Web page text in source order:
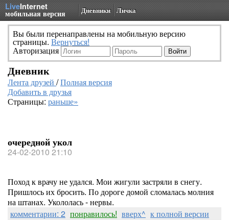
LiveInternet
мобильная версия Дневники Личка
Вы были перенаправлены на мобильную версию
страницы. Вернуться!
Авторизация
Дневник
Лента друзей /Полная версия
Добавить в друзья
Страницы: раньше»
очередной укол
24-02-2010 21:10
Поход к врачу не удался. Мои жигули застряли в снегу.
Пришлось их бросить. По дороге домой сломалась молния
на штанах. Укололась - нервы.
комментарии: 2 понравилось! вверх^ к полной версии